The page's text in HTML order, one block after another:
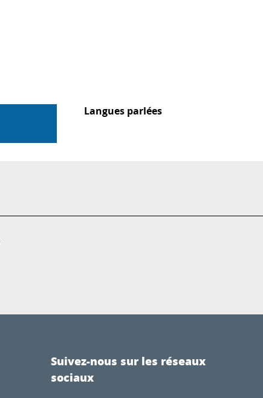
Langues parlées
Langues parlées
Suivez-nous sur les réseaux
sociaux